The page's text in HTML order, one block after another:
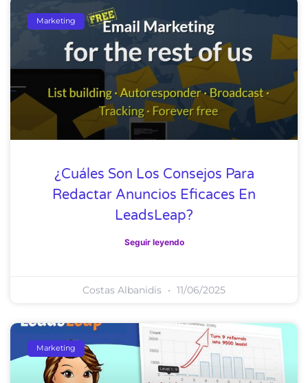
Marketing
¿Cuáles Son Los Consejos Para
Redactar Anuncios Eficaces En
LeadsLeap?
Seguir leyendo
Costas Albanidis 11/06/2025
Marketing